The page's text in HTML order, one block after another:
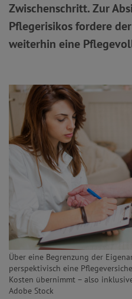
Zwischenschritt. Zur
Pflegerisikos fordere
weiterhin eine
Über eine Begrenzung der
perspektivisch eine
Kosten übernimmt – also
Adobe Stock